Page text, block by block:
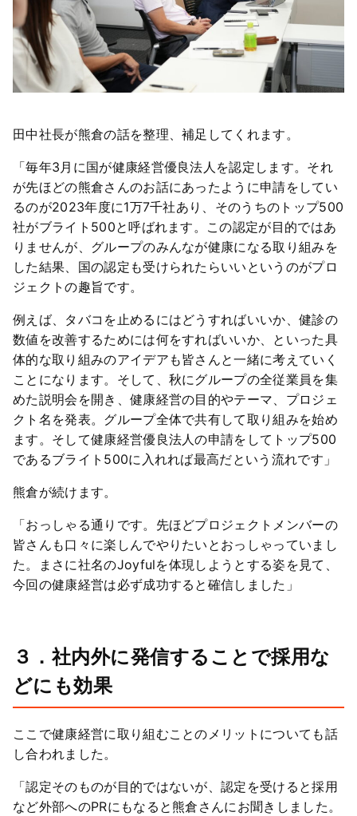
田中社長が熊倉の話を整理、補足してくれます。
「毎年3月に国が健康経営優良法人を認定します。それ
が先ほどの熊倉さんのお話にあったように申請をしてい
るのが2023年度に1万7千社あり、そのうちのトップ500
社がブライト500と呼ばれます。この認定が目的ではあ
りませんが、グループのみんなが健康になる取り組みを
した結果、国の認定も受けられたらいいというのがプロ
ジェクトの趣旨です。
例えば、タバコを止めるにはどうすればいいか、健診の
数値を改善するためには何をすればいいか、といった具
体的な取り組みのアイデアも皆さんと一緒に考えていく
ことになります。そして、秋にグループの全従業員を集
めた説明会を開き、健康経営の目的やテーマ、プロジェ
クト名を発表。グループ全体で共有して取り組みを始め
ます。そして健康経営優良法人の申請をしてトップ500
であるブライト500に入れれば最高だという流れです」
熊倉が続けます。
「おっしゃる通りです。先ほどプロジェクトメンバーの
皆さんも口々に楽しんでやりたいとおっしゃっていまし
た。まさに社名のJoyfulを体現しようとする姿を見て、
今回の健康経営は必ず成功すると確信しました」
３．社内外に発信することで採用な
どにも効果
ここで健康経営に取り組むことのメリットについても話
し合われました。
「認定そのものが目的ではないが、認定を受けると採用
など外部へのPRにもなると熊倉さんにお聞きしました。